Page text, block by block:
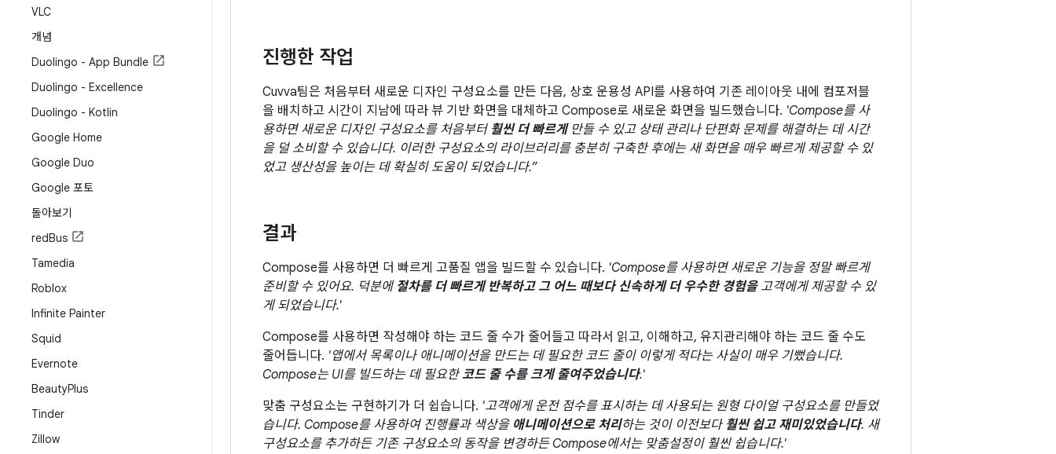
VLC
개념
Duolingo - App Bundle
Duolingo - Excellence
Duolingo - Kotlin
Google Home
Google Duo
Google 포토
돌아보기
redBus
Tamedia
Roblox
Infinite Painter
Squid
Evernote
BeautyPlus
Tinder
Zillow
진행한 작업
Cuvva팀은 처음부터 새로운 디자인 구성요소를 만든 다음, 상호 운용성 API를 사용하여 기존 레이아웃 내에 컴포저블
을 배치하고 시간이 지남에 따라 뷰 기반 화면을 대체하고 Compose로 새로운 화면을 빌드했습니다. 'Compose를 사
용하면 새로운 디자인 구성요소를 처음부터 훨씬 더 빠르게만들 수 있고 상태 관리나 단편화 문제를 해결하는 데 시간
을 덜 소비할 수 있습니다. 이러한 구성요소의 라이브러리를 충분히 구축한 후에는 새 화면을 매우 빠르게 제공할 수 있
었고 생산성을 높이는 데 확실히 도움이 되었습니다.”
결과
Compose를 사용하면 더 빠르게 고품질 앱을 빌드할 수 있습니다. 'Compose를 사용하면 새로운 기능을 정말 빠르게
준비할 수 있어요. 덕분에 절차를 더 빠르게 반복하고 그 어느 때보다 신속하게 더 우수한 경험을고객에게 제공할 수 있
게 되었습니다.'
Compose를 사용하면 작성해야 하는 코드 줄 수가 줄어들고 따라서 읽고, 이해하고, 유지관리해야 하는 코드 줄 수도
줄어듭니다. '앱에서 목록이나 애니메이션을 만드는 데 필요한 코드 줄이 이렇게 적다는 사실이 매우 기뻤습니다.
Compose는 UI를 빌드하는 데 필요한코드 줄 수를 크게 줄여주었습니다.'
맞춤 구성요소는 구현하기가 더 쉽습니다. '고객에게 운전 점수를 표시하는 데 사용되는 원형 다이얼 구성요소를 만들었
습니다. Compose를 사용하여 진행률과 색상을 애니메이션으로 처리하는 것이 이전보다 훨씬 쉽고 재미있었습니다. 새
구성요소를 추가하든 기존 구성요소의 동작을 변경하든 Compose에서는 맞춤설정이 훨씬 쉽습니다.'